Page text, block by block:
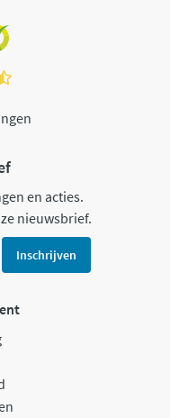
en acties.
nieuwsbrief.
Inschrijven